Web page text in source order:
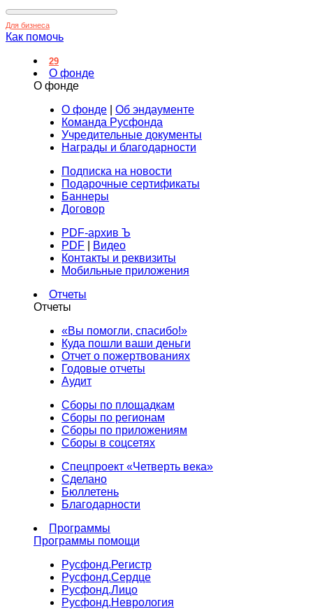
Для бизнеса
Как помочь
29
О фонде
О фонде
О фонде
Об эндаументе
Команда Русфонда
Учредительные документы
Награды и благодарности
Подписка на новости
Подарочные сертификаты
Баннеры
Договор
PDF-архив Ъ
PDF
Видео
Контакты и реквизиты
Мобильные приложения
Отчеты
Отчеты
«Вы помогли, спасибо!»
Куда пошли ваши деньги
Отчет о пожертвованиях
Годовые отчеты
Аудит
Сборы по площадкам
Сборы по регионам
Сборы по приложениям
Сборы в соцсетях
Спецпроект «Четверть века»
Сделано
Бюллетень
Благодарности
Программы
Программы помощи
Русфонд.Регистр
Русфонд.Сердце
Русфонд.Лицо
Русфонд.Неврология